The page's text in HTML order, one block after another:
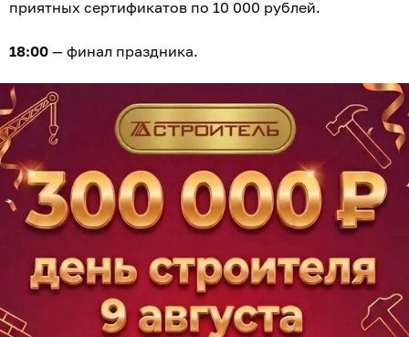
приятных сертификатов по 10 000 рублей.
18:00 — финал праздника.